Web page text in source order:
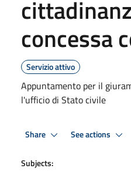
concessa
Servizio attivo
Appuntamento per il
l'ufficio di Stato civile
Share See actions
Subjects: